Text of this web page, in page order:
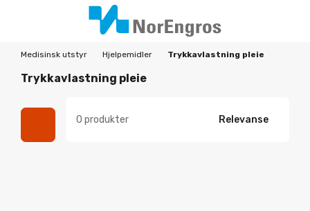
Medisinsk utstyr Hjelpemidler Trykkavlastning pleie
Trykkavlastning pleie
0 produkter Relevanse